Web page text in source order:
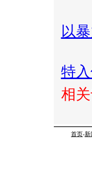
以
特
相
首页-新